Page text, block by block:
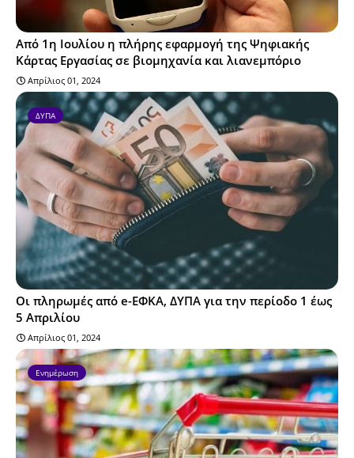
Από 1η Ιουλίου η πλήρης εφαρμογή της Ψηφιακής
Κάρτας Εργασίας σε βιομηχανία και λιανεμπόριο
Απρίλιος 01, 2024
ΔΥΠΑ
Οι πληρωμές από e-ΕΦΚΑ, ΔΥΠΑ για την περίοδο 1 έως
5 Απριλίου
Απρίλιος 01, 2024
Ενημέρωση